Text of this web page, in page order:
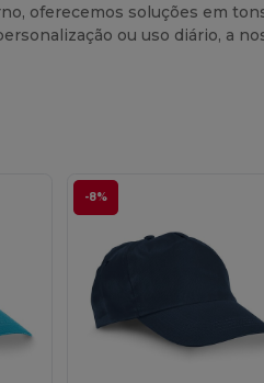
oferecemos soluções em
ou uso diário, a
-8%